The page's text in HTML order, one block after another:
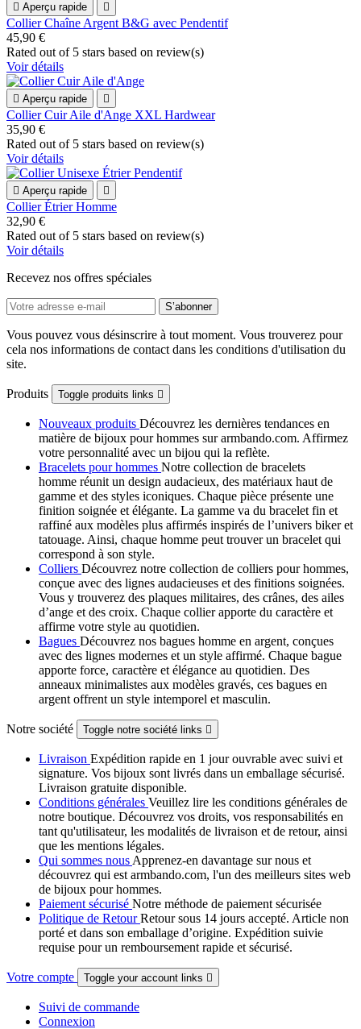
 Aperçu rapide 
Collier Chaîne Argent B&G avec Pendentif
45,90 €
Rated out of 5 stars based on review(s)
Voir détails
 Aperçu rapide 
Collier Cuir Aile d'Ange XXL Hardwear
35,90 €
Rated out of 5 stars based on review(s)
Voir détails
 Aperçu rapide 
Collier Étrier Homme
32,90 €
Rated out of 5 stars based on review(s)
Voir détails
Recevez nos offres spéciales
Vous pouvez vous désinscrire à tout moment. Vous trouverez pour
cela nos informations de contact dans les conditions d'utilisation du
site.
Produits Toggle produits links 
Nouveaux produits Découvrez les dernières tendances en
matière de bijoux pour hommes sur armbando.com. Affirmez
votre personnalité avec un bijou qui la reflète.
Bracelets pour hommes Notre collection de bracelets
homme réunit un design audacieux, des matériaux haut de
gamme et des styles iconiques. Chaque pièce présente une
finition soignée et élégante. La gamme va du bracelet fin et
raffiné aux modèles plus affirmés inspirés de l’univers biker et
tatouage. Ainsi, chaque homme peut trouver un bracelet qui
correspond à son style.
Colliers Découvrez notre collection de colliers pour hommes,
conçue avec des lignes audacieuses et des finitions soignées.
Vous y trouverez des plaques militaires, des crânes, des ailes
d’ange et des croix. Chaque collier apporte du caractère et
affirme votre style au quotidien.
Bagues Découvrez nos bagues homme en argent, conçues
avec des lignes modernes et un style affirmé. Chaque bague
apporte force, caractère et élégance au quotidien. Des
anneaux minimalistes aux modèles gravés, ces bagues en
argent offrent un style intemporel et masculin.
Notre société Toggle notre société links 
Livraison Expédition rapide en 1 jour ouvrable avec suivi et
signature. Vos bijoux sont livrés dans un emballage sécurisé.
Livraison gratuite disponible.
Conditions générales Veuillez lire les conditions générales de
notre boutique. Découvrez vos droits, vos responsabilités en
tant qu'utilisateur, les modalités de livraison et de retour, ainsi
que les mentions légales.
Qui sommes nousApprenez-en davantage sur nous et
découvrez qui est armbando.com, l'un des meilleurs sites web
de bijoux pour hommes.
Paiement sécurisé Notre méthode de paiement sécurisée
Politique de RetourRetour sous 14 jours accepté. Article non
porté et dans son emballage d’origine. Expédition suivie
requise pour un remboursement rapide et sécurisé.
Votre compte Toggle your account links 
Suivi de commande
Connexion